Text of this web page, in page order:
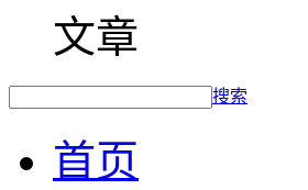
文章
搜索
首页